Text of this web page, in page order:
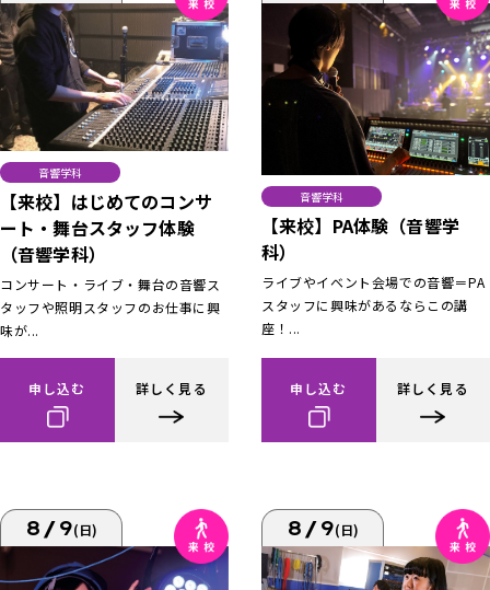
音響学科
【来校】はじめてのコンサ
ート・舞台スタッフ体験
（音響学科）
コンサート・ライブ・舞台の音響ス
タッフや照明スタッフのお仕事に興
味が...
申し込む 詳しく見る
音響学科
【来校】PA体験（音響学
科）
ライブやイベント会場での音響＝PA
スタッフに興味があるならこの講
座！...
申し込む 詳しく見る
8/9(日) 8/9(日)